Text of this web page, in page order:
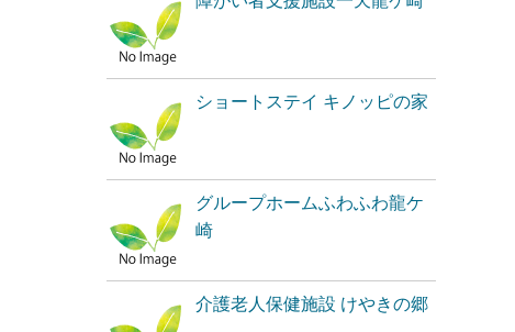
ショートステイ キノッピの家
グループホームふわふわ龍ケ
崎
介護老人保健施設 けやきの郷